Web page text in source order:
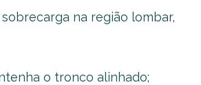
na região lombar,
o tronco alinhado;